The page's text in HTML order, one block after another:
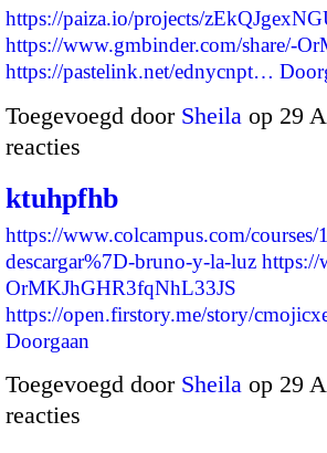
https://paiza.io/projects/
https://www.gmbinder.com/share/-
https://pastelink.net/ednycnpt…
Toegevoegd door Sheila op 29
reacties
ktuhpfhb
https://www.colcampus.com/
descargar%7D-bruno-y-la-luz https://
OrMKJhGHR3fqNhL33JS
https://open.firstory.me/story/
Doorgaan
Toegevoegd door Sheila op 29
reacties